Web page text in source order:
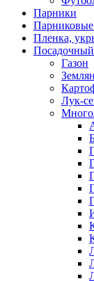
Парники
Пленка,
Газон
Лук-